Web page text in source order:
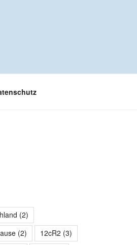
(2)
(2) 12cR2 (3)